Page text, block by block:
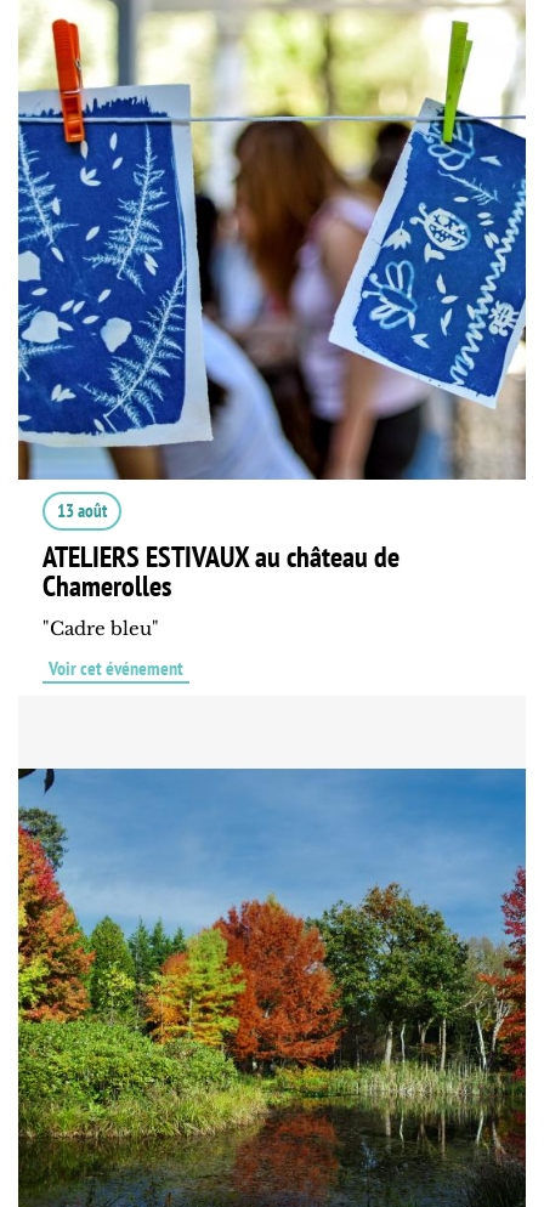
13 août
ATELIERS ESTIVAUX au château de
Chamerolles
"Cadre bleu"
Voir cet événement